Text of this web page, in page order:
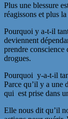
Plus une blessure
réagissons et plus
Pourquoi y a-t-il
deviennent
prendre conscience
drogues.
Pourquoi y-a-t-il
Parce qu’il y a une
qui est prise dans
Elle nous dit qu’il